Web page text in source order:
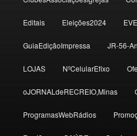
o
o
Editais Eleições2024
GuiaEdiçãoImpressa JR-56-
LOJAS NºCelularEfixo
oJORNALdeRECREIO,Minas
ProgramasWebRádios